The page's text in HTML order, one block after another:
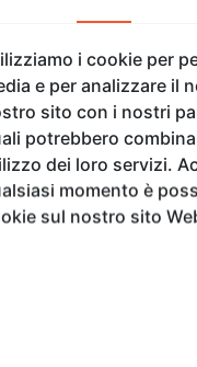
espressione artistica.
comprendono:
con fonti
per osservare e
di luce”, riflessi
con materiali di
luci e materiali
metodologia
come linguaggio
i cookie per
e per analizzare il
sito con i nostri
potrebbero
dei loro servizi.
momento è
sul nostro sito